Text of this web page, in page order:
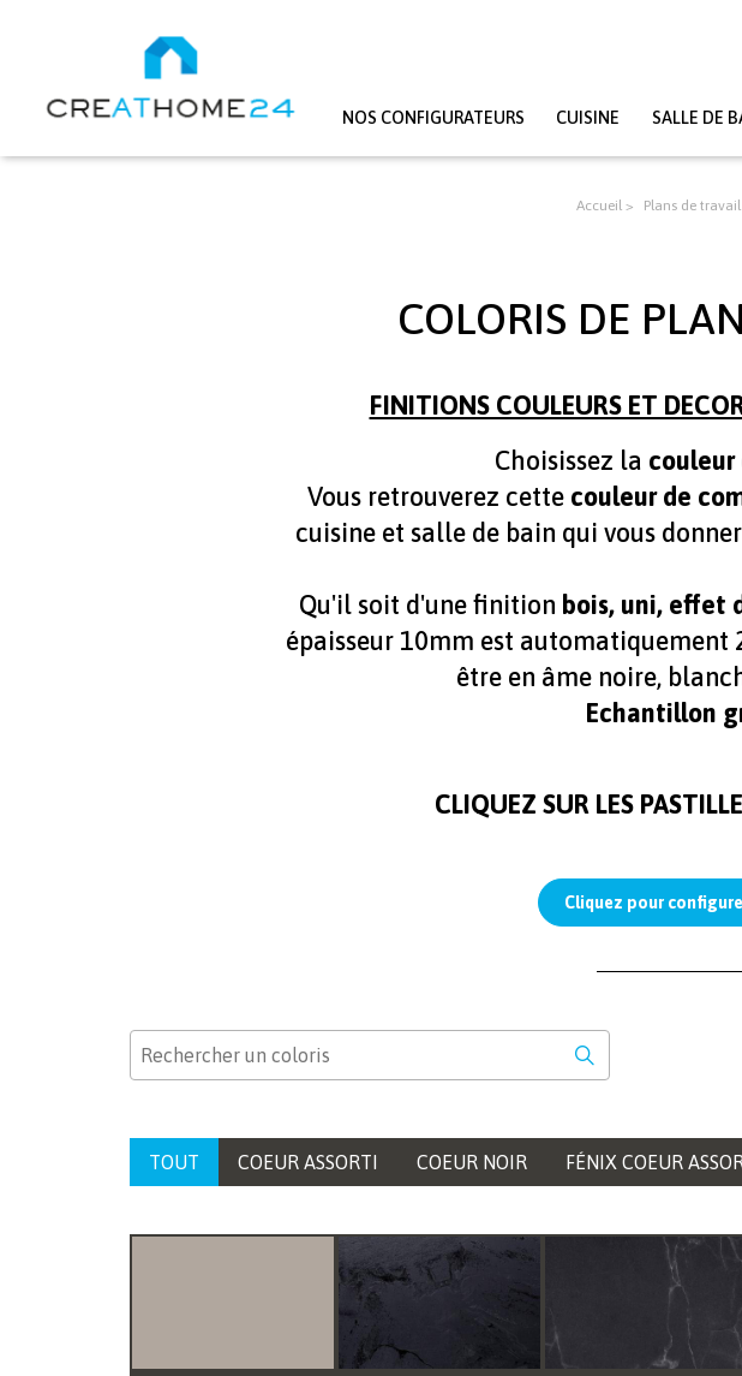
NOS CONFIGURATEURS CUISINE SALLE DE
Accueil Plans de
COLORIS DE
FINITIONS COULEURS ET
Choisissez la
Vous retrouverez cette couleur de
cuisine et salle de bain qui vous
Qu'il soit d'une finition bois, uni, effet
épaisseur 10mm est automatiquement
être en âme noire,
Echantillon
CLIQUEZ SUR LES
Cliquez pour
TOUT COEUR ASSORTI COEUR NOIR FÉNIX COEUR